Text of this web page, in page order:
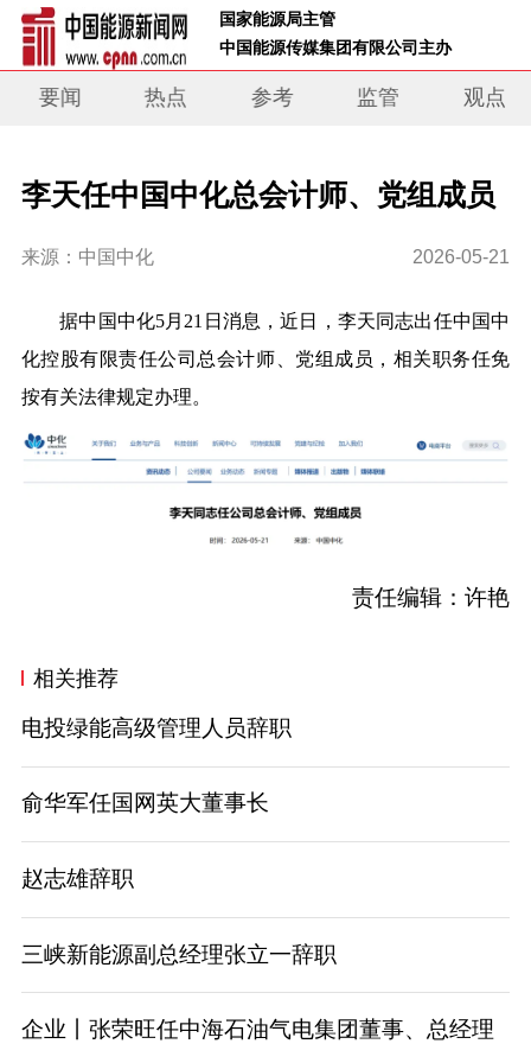
国家能源局主管
中国能源传媒集团有限公司主办
要闻 热点 参考 监管 观点
李天任中国中化总会计师、党组成员
来源：中国中化 2026-05-21
据中国中化5月21日消息，近日，李天同志出任中国中
化控股有限责任公司总会计师、党组成员，相关职务任免
按有关法律规定办理。
责任编辑：许艳
相关推荐
电投绿能高级管理人员辞职
俞华军任国网英大董事长
赵志雄辞职
三峡新能源副总经理张立一辞职
企业丨张荣旺任中海石油气电集团董事、总经理